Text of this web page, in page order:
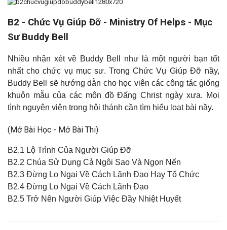
B2 - Chức Vụ Giúp Đỡ - Ministry Of Helps - Mục
Sư Buddy Bell
Nhiều nhận xét về Buddy Bell như là một người bạn tốt
nhất cho chức vụ mục sư. Trong Chức Vụ Giúp Đỡ nầy,
Buddy Bell sẽ hướng dẫn cho học viên các công tác giống
khuôn mẫu của các môn đồ Đấng Christ ngày xưa. Mọi
tình nguyện viên trong hội thánh cần tìm hiểu loạt bài nầy.
(Mở Bài Học - Mở Bài Thi)
B2.1 Lộ Trình Của Người Giúp Đỡ
B2.2 Chúa Sử Dụng Cả Ngôi Sao Và Ngọn Nến
B2.3 Đừng Lo Ngại Về Cách Lãnh Đạo Hay Tổ Chức
B2.4 Đừng Lo Ngại Về Cách Lãnh Đạo
B2.5 Trở Nên Người Giúp Việc Đầy Nhiệt Huyết